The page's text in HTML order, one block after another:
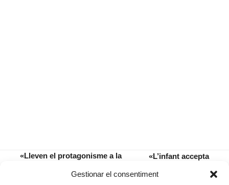
Gestionar el consentiment
«Lleven el protagonisme a la
gaudeixen dins les limitacions»
next
«L’infant accepta
que li han tocat»